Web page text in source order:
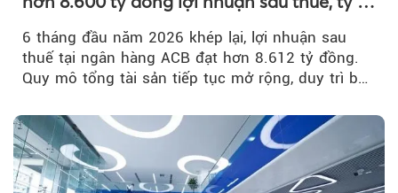
6 tháng đầu năm 2026 khép lại, lợi nhuận sau
thuế tại ngân hàng ACB đạt hơn 8.612 tỷ đồng.
Quy mô tổng tài sản tiếp tục mở rộng, duy trì bộ